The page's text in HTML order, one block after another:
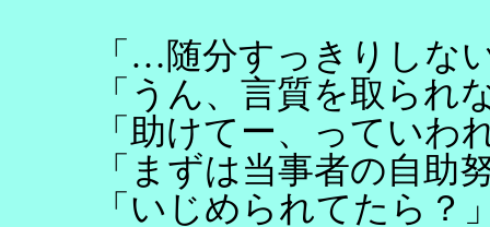
「…随分すっきりしな
「うん、言質を取られ
「助けてー、っていわ
「まずは当事者の自助
「いじめられてたら？